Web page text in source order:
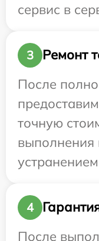
сервис в
3
Ремонт
После
точную
выполнения
4
После